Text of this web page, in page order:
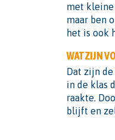
met kleine
maar ben
het is ook
WAT ZIJN
Dat zijn
in de klas
raakte.
blijft en